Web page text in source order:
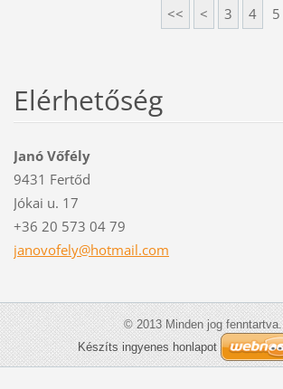
<< < 3 4 5
Elérhetőség
Janó Vőfély
9431 Fertőd
Jókai u. 17
+36 20 573 04 79
janovofely@hotmail.com
© 2013 Minden jog fenntartva.
Készíts ingyenes honlapot